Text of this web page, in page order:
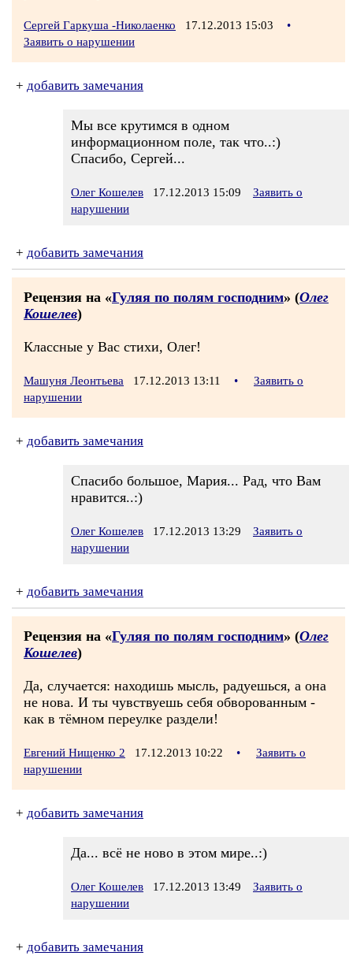
Сергей Гаркуша -Николаенко 17.12.2013 15:03
•
Заявить о нарушении
+ добавить замечания
Мы все крутимся в одном
информационном поле, так что..:)
Спасибо, Сергей...
Олег Кошелев 17.12.2013 15:09
Заявить о
нарушении
+ добавить замечания
Рецензия на «Гуляя по полям господним» (Олег
Кошелев)
Классные у Вас стихи, Олег!
Машуня Леонтьева 17.12.2013 13:11 •
Заявить о
нарушении
+ добавить замечания
Спасибо большое, Мария... Рад, что Вам
нравится..:)
Олег Кошелев 17.12.2013 13:29
Заявить о
нарушении
+ добавить замечания
Рецензия на «Гуляя по полям господним» (Олег
Кошелев)
Да, случается: находишь мысль, радуешься, а она
не нова. И ты чувствуешь себя обворованным -
как в тёмном переулке раздели!
Евгений Нищенко 2 17.12.2013 10:22 •
Заявить о
нарушении
+ добавить замечания
Да... всё не ново в этом мире..:)
Олег Кошелев 17.12.2013 13:49
Заявить о
нарушении
+ добавить замечания